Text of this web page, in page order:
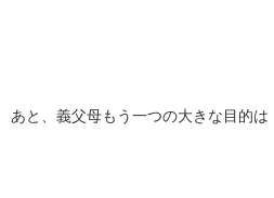
あと、義父母もう一つの大きな目的は